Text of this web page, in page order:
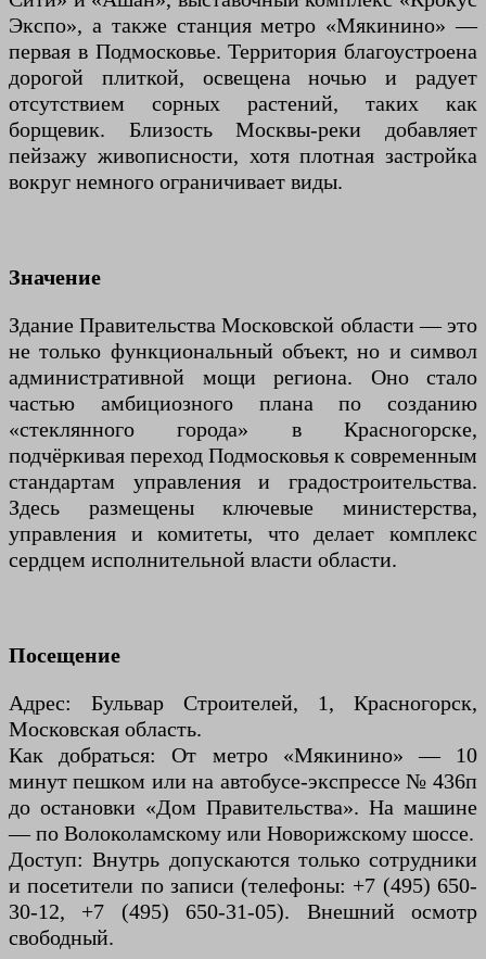
Экспо», а также станция метро «Мякинино» —
первая в Подмосковье. Территория благоустроена
дорогой плиткой, освещена ночью и радует
отсутствием сорных растений, таких как
борщевик. Близость Москвы-реки добавляет
пейзажу живописности, хотя плотная застройка
вокруг немного ограничивает виды.
Значение
Здание Правительства Московской области — это
не только функциональный объект, но и символ
административной мощи региона. Оно стало
частью амбициозного плана по созданию
«стеклянного города» в Красногорске,
подчёркивая переход Подмосковья к современным
стандартам управления и градостроительства.
Здесь размещены ключевые министерства,
управления и комитеты, что делает комплекс
сердцем исполнительной власти области.
Посещение
Адрес: Бульвар Строителей, 1, Красногорск,
Московская область.
Как добраться: От метро «Мякинино» — 10
минут пешком или на автобусе-экспрессе № 436п
до остановки «Дом Правительства». На машине
— по Волоколамскому или Новорижскому шоссе.
Доступ: Внутрь допускаются только сотрудники
и посетители по записи (телефоны: +7 (495) 650-
30-12, +7 (495) 650-31-05). Внешний осмотр
свободный.